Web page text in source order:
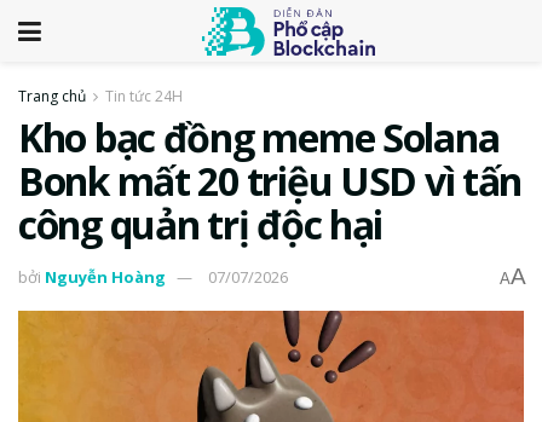
Trang chủ Tin tức 24H
Kho bạc đồng meme Solana
Bonk mất 20 triệu USD vì tấn
công quản trị độc hại
bởi Nguyễn Hoàng 07/07/2026 AA